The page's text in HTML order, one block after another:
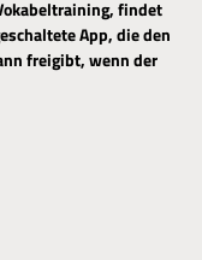
findet
App, die den
freigibt, wenn der